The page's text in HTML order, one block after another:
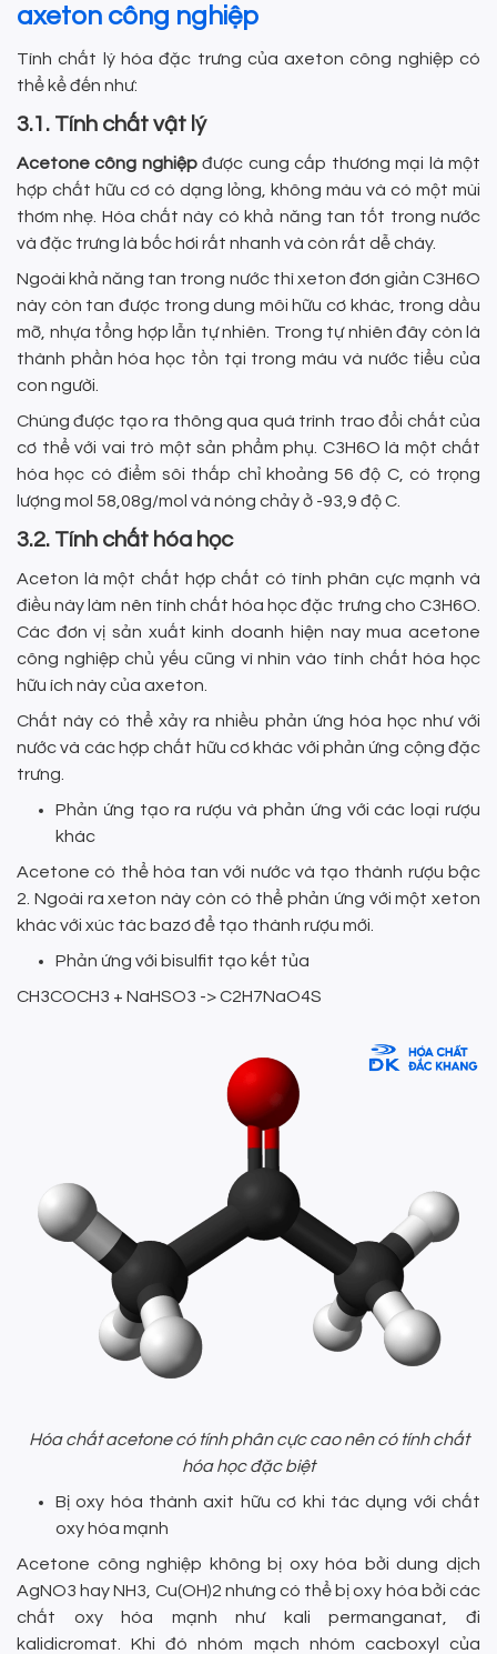
axeton công nghiệp
Tính chất lý hóa đặc trưng của axeton công nghiệp có
thể kể đến như:
3.1. Tính chất vật lý
Acetone công nghiệpđược cung cấp thương mại là một
hợp chất hữu cơ có dạng lỏng, không màu và có một mùi
thơm nhẹ. Hóa chất này có khả năng tan tốt trong nước
và đặc trưng là bốc hơi rất nhanh và còn rất dễ cháy.
Ngoài khả năng tan trong nước thì xeton đơn giản C3H6O
này còn tan được trong dung môi hữu cơ khác, trong dầu
mỡ, nhựa tổng hợp lẫn tự nhiên. Trong tự nhiên đây còn là
thành phần hóa học tồn tại trong máu và nước tiểu của
con người.
Chúng được tạo ra thông qua quá trình trao đổi chất của
cơ thể với vai trò một sản phẩm phụ. C3H6O là một chất
hóa học có điểm sôi thấp chỉ khoảng 56 độ C, có trọng
lượng mol 58,08g/mol và nóng chảy ở -93,9 độ C.
3.2. Tính chất hóa học
Aceton là một chất hợp chất có tính phân cực mạnh và
điều này làm nên tính chất hóa học đặc trưng cho C3H6O.
Các đơn vị sản xuất kinh doanh hiện nay mua acetone
công nghiệp chủ yếu cũng vì nhìn vào tính chất hóa học
hữu ích này của axeton.
Chất này có thể xảy ra nhiều phản ứng hóa học như với
nước và các hợp chất hữu cơ khác với phản ứng cộng đặc
trưng.
Phản ứng tạo ra rượu và phản ứng với các loại rượu
khác
Acetone có thể hòa tan với nước và tạo thành rượu bậc
2. Ngoài ra xeton này còn có thể phản ứng với một xeton
khác với xúc tác bazơ để tạo thành rượu mới.
Phản ứng với bisulfit tạo kết tủa
CH3COCH3 + NaHSO3 -> C2H7NaO4S
Hóa chất acetone có tính phân cực cao nên có tính chất
hóa học đặc biệt
Bị oxy hóa thành axit hữu cơ khi tác dụng với chất
oxy hóa mạnh
Acetone công nghiệp không bị oxy hóa bởi dung dịch
AgNO3 hay NH3, Cu(OH)2 nhưng có thể bị oxy hóa bởi các
chất oxy hóa mạnh như kali permanganat, đi
kalidicromat. Khi đó nhóm mạch nhóm cacboxyl của